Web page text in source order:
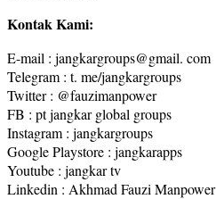
Kontak Kami:
E-mail : jangkargroups@gmail. com
Telegram : t. me/jangkargroups
Twitter : @fauzimanpower
FB : pt jangkar global groups
Instagram : jangkargroups
Google Playstore : jangkarapps
Youtube : jangkar tv
Linkedin : Akhmad Fauzi Manpower